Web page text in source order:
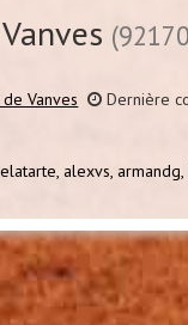
Vanves
Dernière
alexvs, armandg,